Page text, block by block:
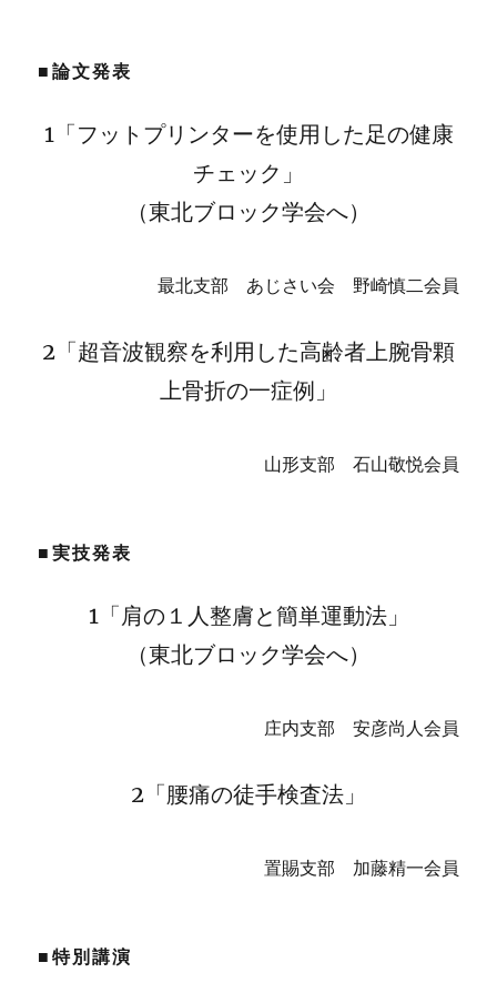
■論文発表
1「フットプリンターを使用した足の健康
チェック」
（東北ブロック学会へ）
最北支部 あじさい会 野崎慎二会員
2「超音波観察を利用した高齢者上腕骨顆
上骨折の一症例」
山形支部 石山敬悦会員
■実技発表
1「肩の１人整膚と簡単運動法」
（東北ブロック学会へ）
庄内支部 安彦尚人会員
2「腰痛の徒手検査法」
置賜支部 加藤精一会員
■特別講演